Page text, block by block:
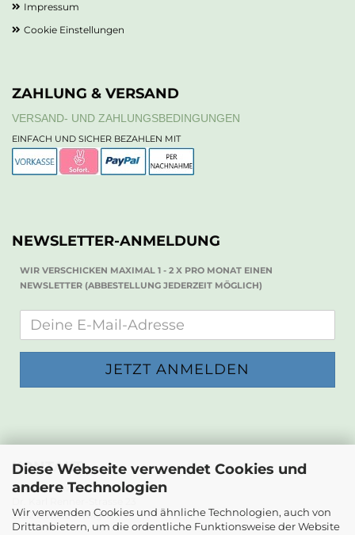
Diese Webseite verwendet Cookies und
andere Technologien
Wir verwenden Cookies und ähnliche Technologien, auch von
Drittanbietern, um die ordentliche Funktionsweise der Website
Impressum
Cookie Einstellungen
ZAHLUNG & VERSAND
VERSAND- UND ZAHLUNGSBEDINGUNGEN
EINFACH UND SICHER BEZAHLEN MIT
NEWSLETTER-ANMELDUNG
WIR VERSCHICKEN MAXIMAL 1 - 2 X PRO MONAT EINEN
NEWSLETTER (ABBESTELLUNG JEDERZEIT MÖGLICH)
KONTAKT
Die Papierwerkstatt
2232 Deutsch-Wagram